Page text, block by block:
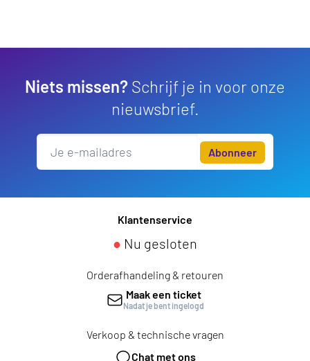
Niets missen? Schrijf je in voor onze
nieuwsbrief.
Abonneer
Klantenservice
● Nu gesloten
Orderafhandeling & retouren
Maak een ticket
Nadat je bent ingelogd
Verkoop & technische vragen
Chat met ons